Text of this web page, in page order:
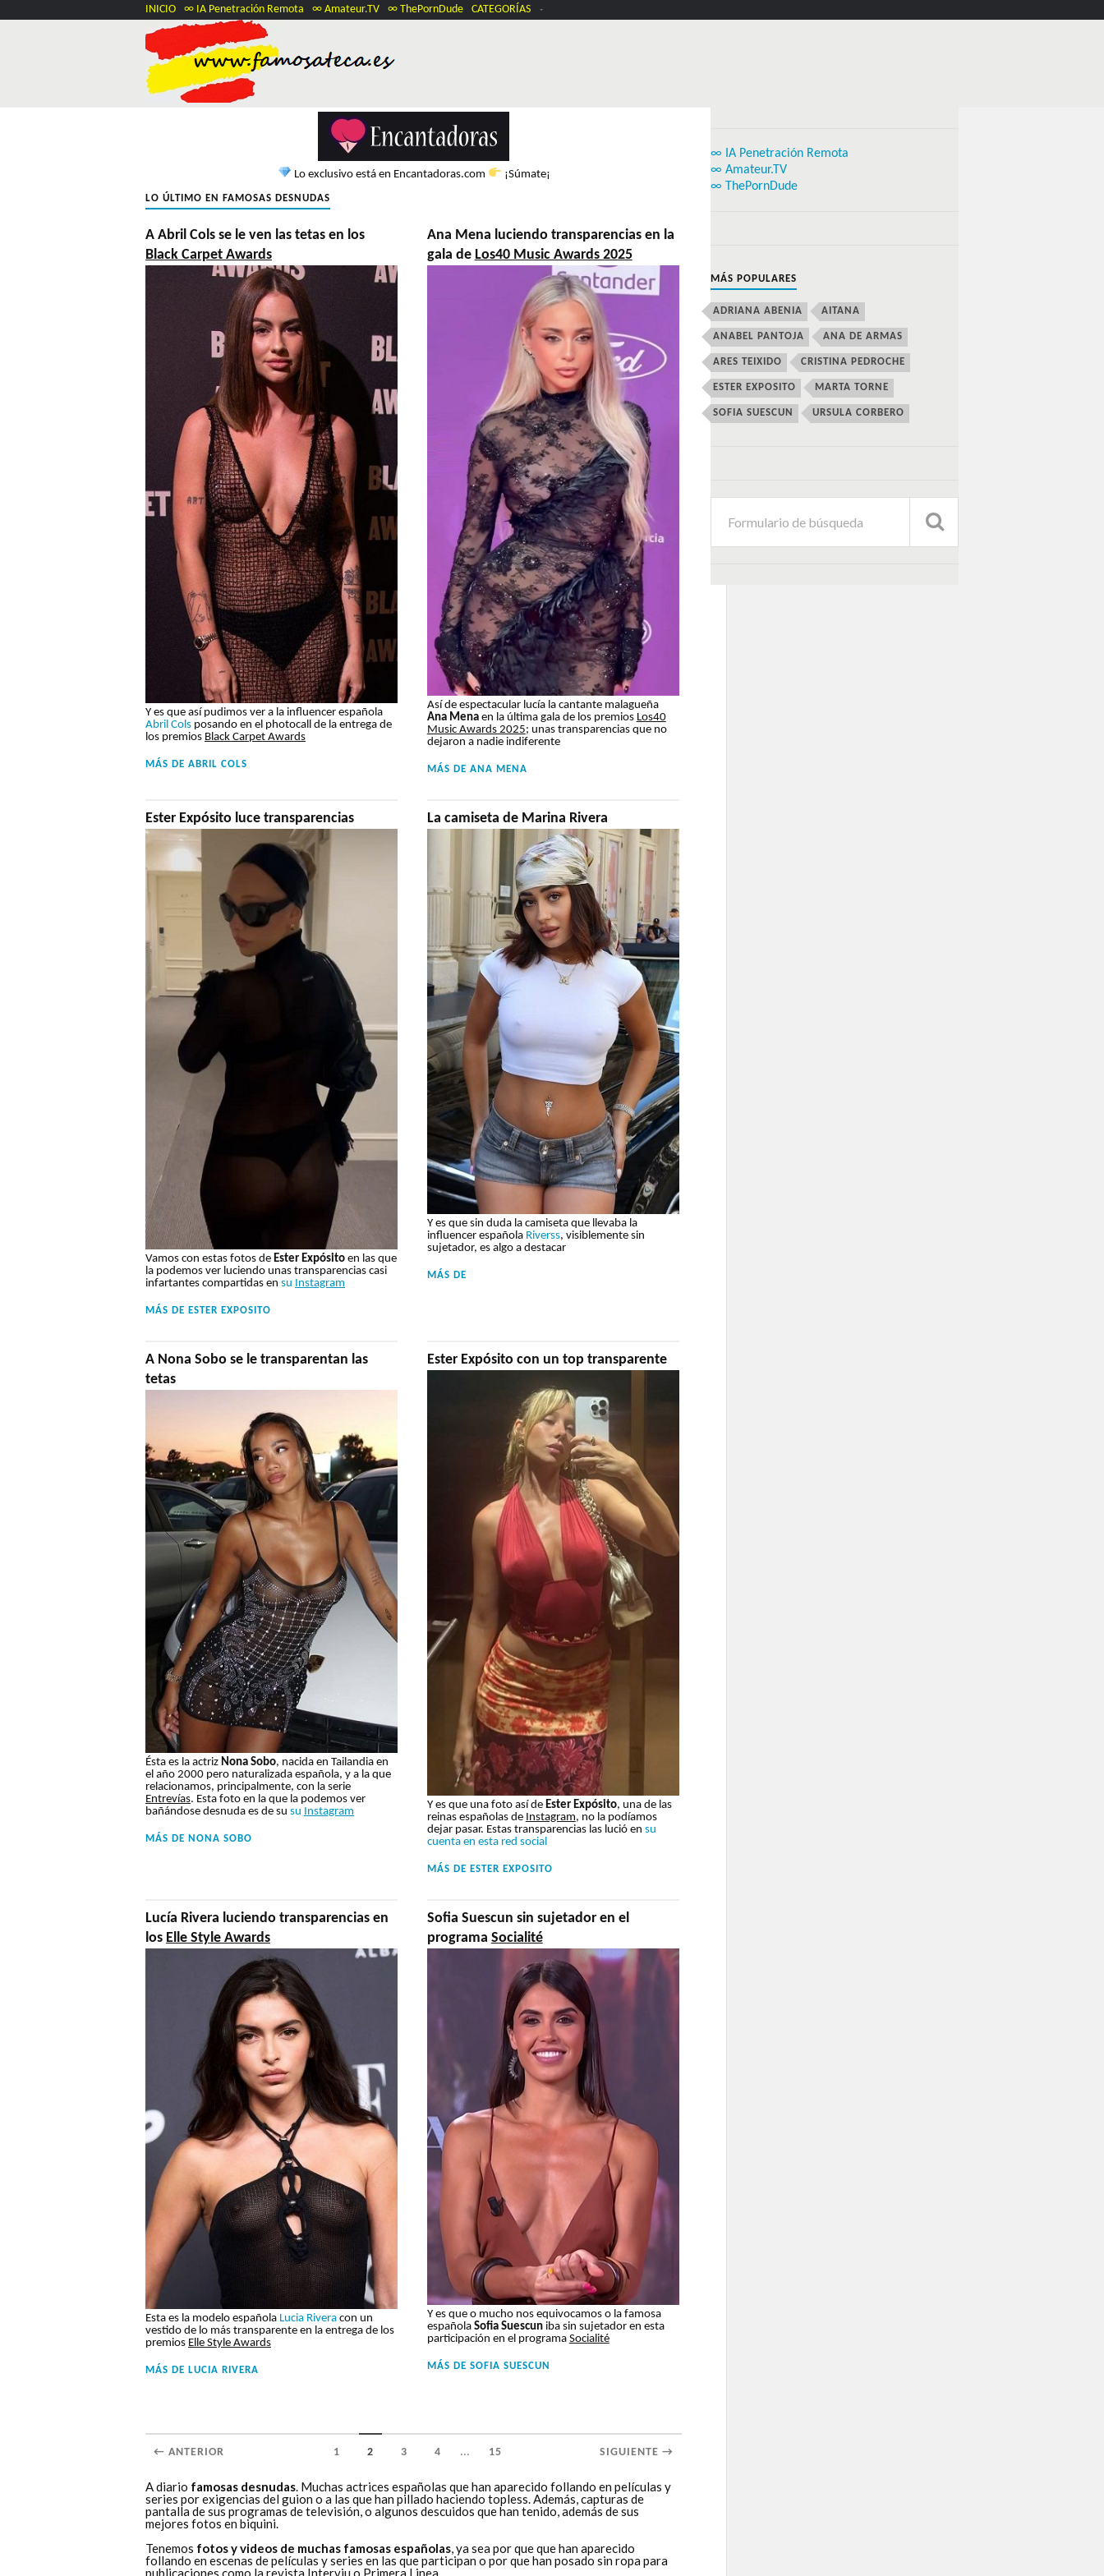
INICIO ∞ IA Penetración Remota ∞ Amateur.TV ∞ ThePornDude CATEGORÍAS
Lo exclusivo está en Encantadoras.com ¡Súmate¡
LO ÚLTIMO EN FAMOSAS DESNUDAS
A Abril Cols se le ven las tetas en los
Black Carpet Awards
Y es que así pudimos ver a la influencer española
Abril Cols posando en el photocall de la entrega de
los premios Black Carpet Awards
MÁS DE ABRIL COLS
Ana Mena luciendo transparencias en la
gala de Los40 Music Awards 2025
Así de espectacular lucía la cantante malagueña
Ana Menaen la última gala de los premios Los40
Music Awards 2025; unas transparencias que no
dejaron a nadie indiferente
MÁS DE ANA MENA
Ester Expósito luce transparencias
Vamos con estas fotos de Ester Expósito en las que
la podemos ver luciendo unas transparencias casi
infartantes compartidas en su Instagram
MÁS DE ESTER EXPOSITO
La camiseta de Marina Rivera
Y es que sin duda la camiseta que llevaba la
influencer española Riverss, visiblemente sin
sujetador, es algo a destacar
MÁS DE
A Nona Sobo se le transparentan las
tetas
Ésta es la actriz Nona Sobo, nacida en Tailandia en
el año 2000 pero naturalizada española, y a la que
relacionamos, principalmente, con la serie
Entrevías. Esta foto en la que la podemos ver
bañándose desnuda es de su su Instagram
MÁS DE NONA SOBO
Ester Expósito con un top transparente
Y es que una foto así de Ester Expósito, una de las
reinas españolas de Instagram, no la podíamos
dejar pasar. Estas transparencias las lució en su
cuenta en esta red social
MÁS DE ESTER EXPOSITO
Lucía Rivera luciendo transparencias en
los Elle Style Awards
Esta es la modelo española Lucia Rivera con un
vestido de lo más transparente en la entrega de los
premios Elle Style Awards
MÁS DE LUCIA RIVERA
Sofia Suescun sin sujetador en el
programa Socialité
Y es que o mucho nos equivocamos o la famosa
española Sofia Suescuniba sin sujetador en esta
participación en el programa Socialité
MÁS DE SOFIA SUESCUN
← ANTERIOR 1 2 3 4 ... 15 SIGUIENTE →
A diario famosas desnudas . Muchas actrices españolas que han aparecido follando en películas y
series por exigencias del guion o a las que han pillado haciendo topless. Además, capturas de
pantalla de sus programas de televisión, o algunos descuidos que han tenido, además de sus
mejores fotos en biquini.
Tenemos fotos y videos de muchas famosas españolas , ya sea por que que han aparecido
follando en escenas de películas y series en las que participan o por que han posado sin ropa para
publicaciones como la revista Interviu o Primera Linea
∞ IA Penetración Remota
∞ Amateur.TV
∞ ThePornDude
MÁS POPULARES
ADRIANA ABENIA AITANA
ANABEL PANTOJA ANA DE ARMAS
ARES TEIXIDO CRISTINA PEDROCHE
ESTER EXPOSITO MARTA TORNE
SOFIA SUESCUN URSULA CORBERO